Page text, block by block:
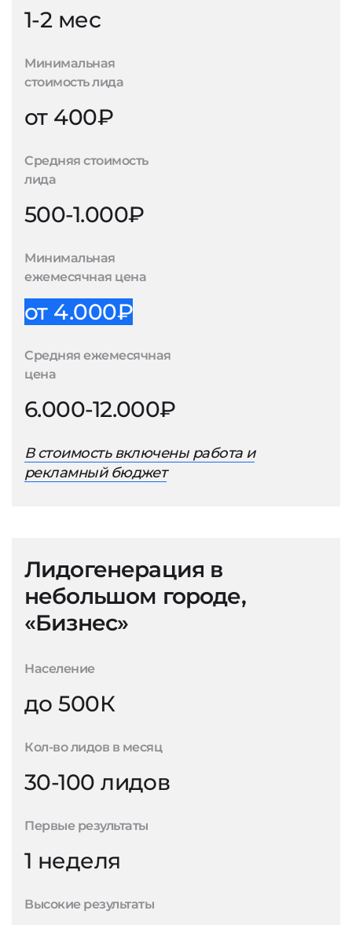
1-2 мес
Минимальная
стоимость лида
от 400₽
Средняя стоимость
лида
500-1.000₽
Минимальная
ежемесячная цена
от 4.000₽
Средняя ежемесячная
цена
6.000-12.000₽
В стоимость включены работа и
рекламный бюджет
Лидогенерация в
небольшом городе,
«Бизнес»
Население
до 500К
Кол-во лидов в месяц
30-100 лидов
Первые результаты
1 неделя
Высокие результаты